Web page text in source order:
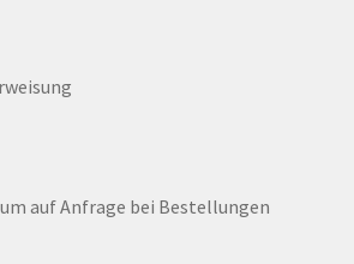
auf Anfrage bei Bestellungen